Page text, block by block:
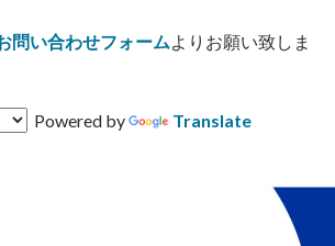
問い合わせフォーム よりお願い致しま
Powered by Translate